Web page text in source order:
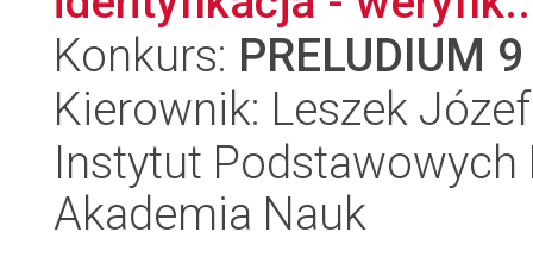
Konkurs: PRELUDIUM 9
Kierownik: Leszek
Instytut
Akademia Nauk